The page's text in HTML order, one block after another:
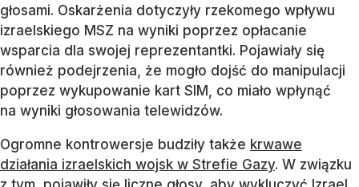
głosami. Oskarżenia dotyczyły rzekomego wpływu
izraelskiego MSZ na wyniki poprzez opłacanie
wsparcia dla swojej reprezentantki. Pojawiały się
również podejrzenia, że mogło dojść do manipulacji
poprzez wykupowanie kart SIM, co miało wpłynąć
na wyniki głosowania telewidzów.
Ogromne kontrowersje budziły także krwawe
działania izraelskich wojsk w Strefie Gazy. W związku